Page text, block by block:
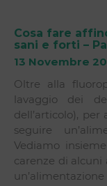
Cosa fare
sani e forti –
13 Novembre
Oltre alla
lavaggio dei
dell’articolo),
seguire
Vediamo
carenze di